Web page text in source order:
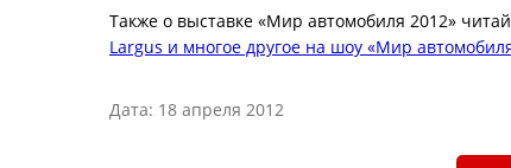
Также о выставке «Мир автомобиля 2012»
Largus и многое другое на шоу «Мир
Дата: 18 апреля 2012